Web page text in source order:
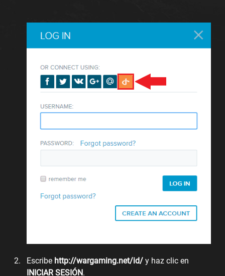
Escribe http://wargaming.net/id/ y haz clic en
INICIAR SESIÓN.